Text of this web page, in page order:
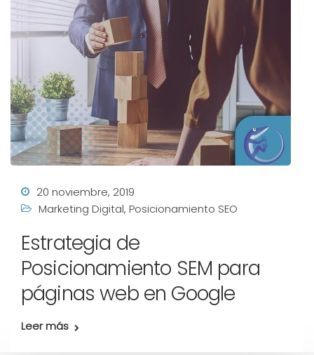
20 noviembre, 2019
Marketing Digital, Posicionamiento SEO
Estrategia de
Posicionamiento SEM para
páginas web en Google
Leer más